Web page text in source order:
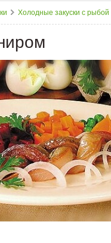
Холодные закуски с рыбой